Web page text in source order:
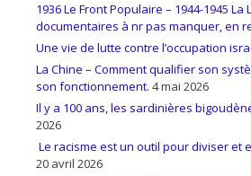
1936 Le Front Populaire – 1944-1945
documentaires à nr pas manquer, en
Une vie de lutte contre l’occupation
La Chine – Comment qualifier son
son fonctionnement. 4 mai 2026
Il y a 100 ans, les sardinières
2026
Le racisme est un outil pour diviser et
20 avril 2026